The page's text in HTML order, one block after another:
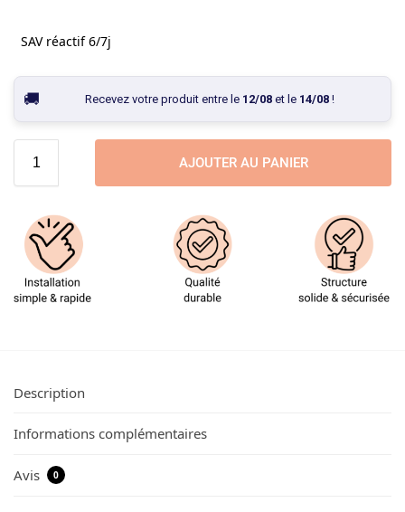
SAV réactif 6/7j
Recevez votre produit entre le 12/08et le 14/08!
AJOUTER AU PANIER
Description
Informations complémentaires
Avis 0